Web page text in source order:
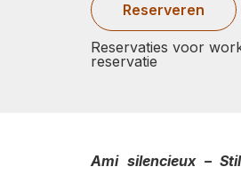
Reserveren
Reservaties voor
reservatie
Ami silencieux –